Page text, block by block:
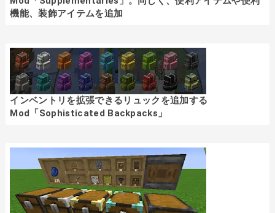
機能、装飾アイテムを追加
インベントリを拡張できるリュックを追加する
Mod「Sophisticated Backpacks」